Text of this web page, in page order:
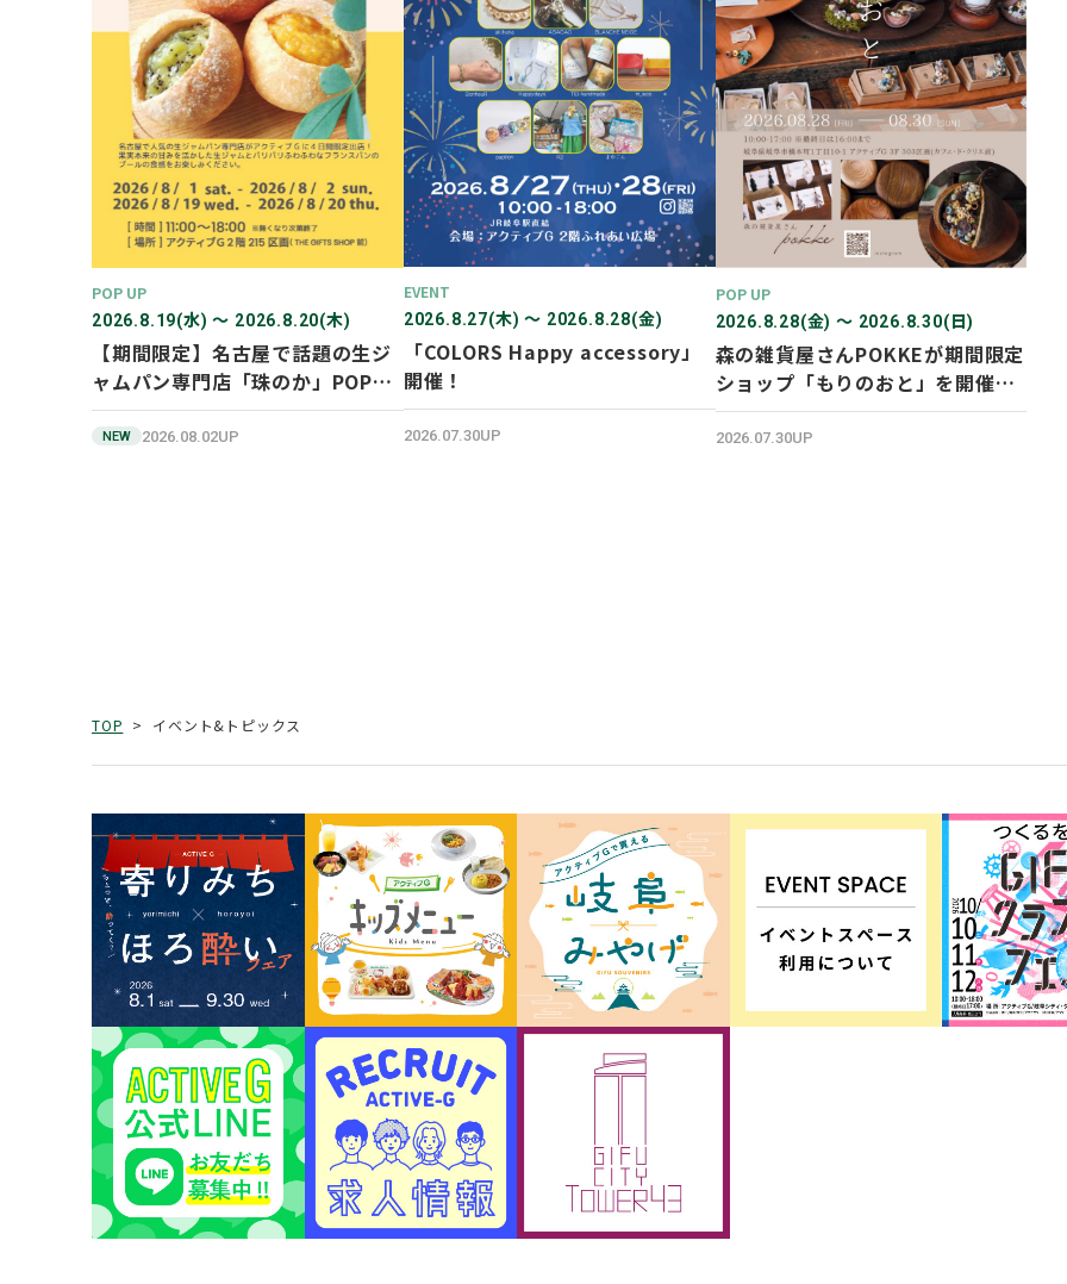
POP UP
2026.8.19(水) 〜 2026.8.20(木)
【期間限定】名古屋で話題の生ジ
ャムパン専門店「珠のか」POP
UP SHOP
NEW 2026.08.02UP
EVENT
2026.8.27(木) 〜 2026.8.28(金)
「COLORS Happy accessory」
開催！
2026.07.30UP
POP UP
2026.8.28(金) 〜 2026.8.30(日)
森の雑貨屋さんPOKKEが期間限定
ショップ「もりのおと」を開催し
ます！
2026.07.30UP
TOP イベント&トピックス